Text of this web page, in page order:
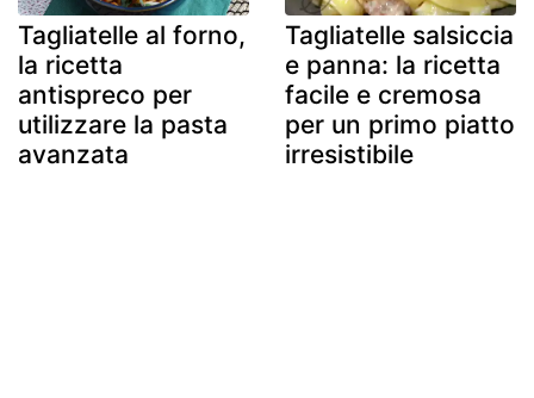
Tagliatelle al forno,
la ricetta
antispreco per
utilizzare la pasta
avanzata
Tagliatelle salsiccia
e panna: la ricetta
facile e cremosa
per un primo piatto
irresistibile